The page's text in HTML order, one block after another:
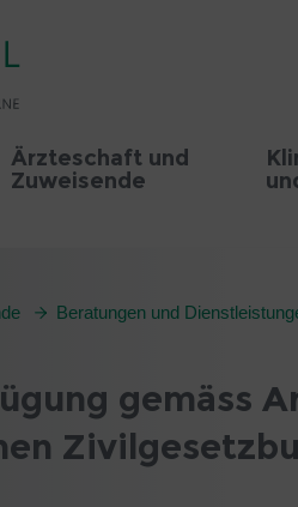
Ärzteschaft und
Zuweisende
Beratungen und
gemäss